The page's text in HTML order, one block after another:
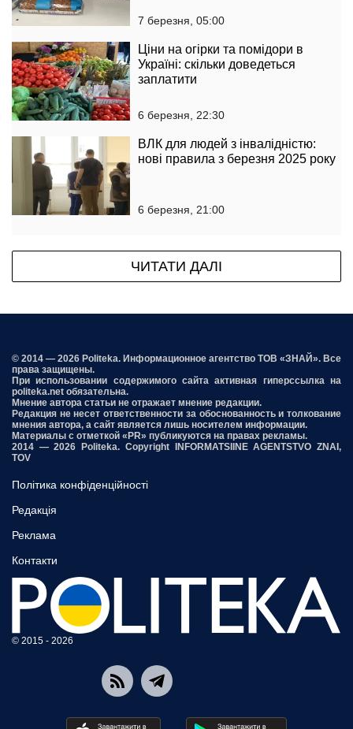
7 березня, 05:00
Ціни на огірки та помідори в
Україні: скільки доведеться
заплатити
6 березня, 22:30
ВЛК для людей з інвалідністю:
нові правила з березня 2025 року
6 березня, 21:00
ЧИТАТИ ДАЛІ
© 2014 — 2026 Politeka. Информационное агентство ТОВ «ЗНАЙ». Все
права защищены.
При использовании содержимого сайта активная гиперссылка на
politeka.net обязательна.
Мнение автора статьи не отражает мнение редакции.
Редакция не несет ответственности за обоснованность и толкование
мнения автора, а сайт является лишь носителем информации.
Материалы с отметкой «PR» публикуются на правах рекламы.
2014 — 2026 Politeka. Copyright INFORMATSIINE AGENTSTVO ZNAI,
TOV
Політика конфіденційності
Редакція
Реклама
Контакти
© 2015 - 2026